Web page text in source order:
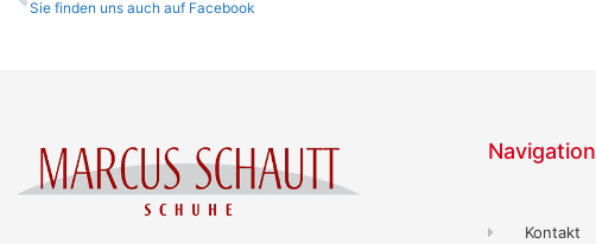
Sie finden uns auch auf Facebook
Navigation
Kontakt